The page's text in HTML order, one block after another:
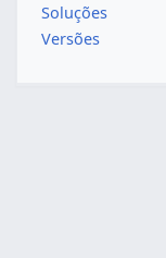
Soluções
Versões